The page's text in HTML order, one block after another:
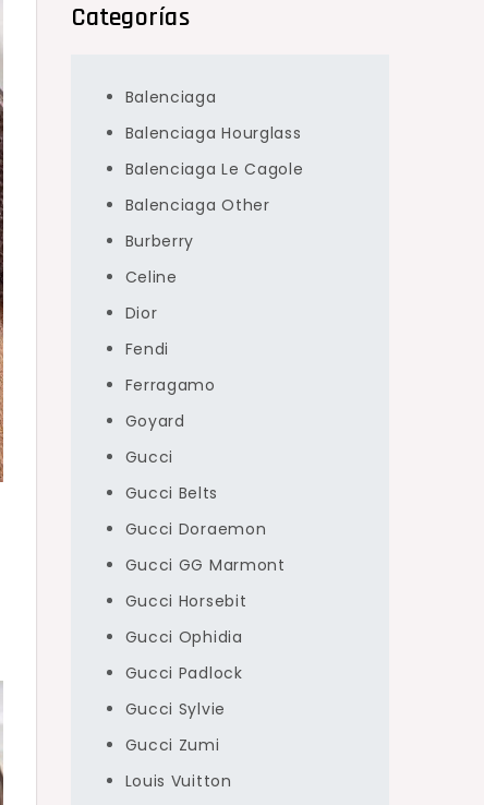
Categorías
Balenciaga
Balenciaga Hourglass
Balenciaga Le Cagole
Balenciaga Other
Burberry
Celine
Dior
Fendi
Ferragamo
Goyard
Gucci
Gucci Belts
Gucci Doraemon
Gucci GG Marmont
Gucci Horsebit
Gucci Ophidia
Gucci Padlock
Gucci Sylvie
Gucci Zumi
Louis Vuitton